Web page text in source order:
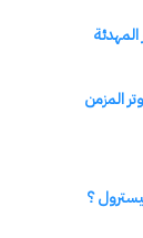
المزمن
؟